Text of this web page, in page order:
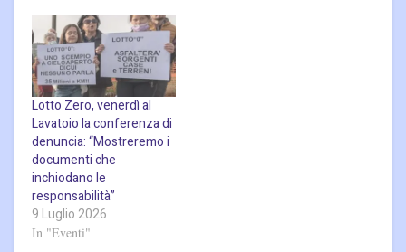
Lotto Zero, venerdì al
Lavatoio la conferenza di
denuncia: “Mostreremo i
documenti che
inchiodano le
responsabilità”
9 Luglio 2026
In "Eventi"